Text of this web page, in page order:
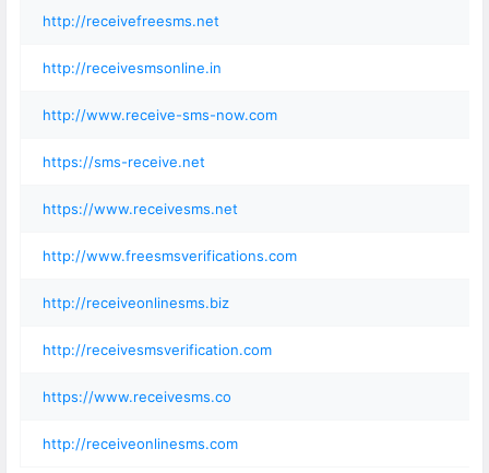
http://receivefreesms.net
http://receivesmsonline.in
http://www.receive-sms-now.com
https://sms-receive.net
https://www.receivesms.net
http://www.freesmsverifications.com
http://receiveonlinesms.biz
http://receivesmsverification.com
https://www.receivesms.co
http://receiveonlinesms.com